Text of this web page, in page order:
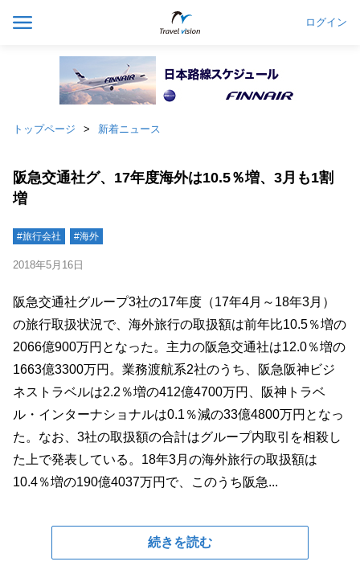
ログイン
トップページ 新着ニュース
阪急交通社グ、17年度海外は10.5％増、3月も1割
増
#旅行会社 #海外
2018年5月16日
阪急交通社グループ3社の17年度（17年4月～18年3月）
の旅行取扱状況で、海外旅行の取扱額は前年比10.5％増の
2066億900万円となった。主力の阪急交通社は12.0％増の
1663億3300万円。業務渡航系2社のうち、阪急阪神ビジ
ネストラベルは2.2％増の412億4700万円、阪神トラベ
ル・インターナショナルは0.1％減の33億4800万円となっ
た。なお、3社の取扱額の合計はグループ内取引を相殺し
た上で発表している。18年3月の海外旅行の取扱額は
10.4％増の190億4037万円で、このうち阪急...
続きを読む